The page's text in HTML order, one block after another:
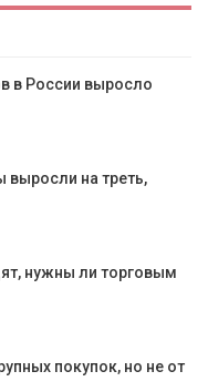
в России выросло
на треть,
нужны ли торговым
покупок, но не от